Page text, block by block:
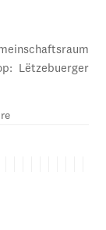
Lëtzebuerger